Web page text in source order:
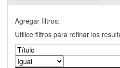
Agregar filtros:
Utilice filtros para refinar los